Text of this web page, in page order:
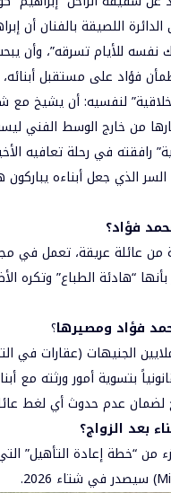
اللصيقة بالفنان أن
نفسه للأيام تسرقه”، وأن
اطمأن فؤاد على مستقبل أبنائه،
لنفسيه: أن يشيخ
من خارج الوسط الفني
رافقته في رحلة تعافيه
الذي جعل أبناءه
فؤاد؟
عائلة عريقة، تعمل في
“هادئة الطباع” وتكره
فؤاد ومصيرها؟
الجنيهات (عقارات في
بتسوية أمور ورثته مع
لضمان عدم حدوث أي لغط
بعد الزواج؟
من “خطة إعادة التأهيل”